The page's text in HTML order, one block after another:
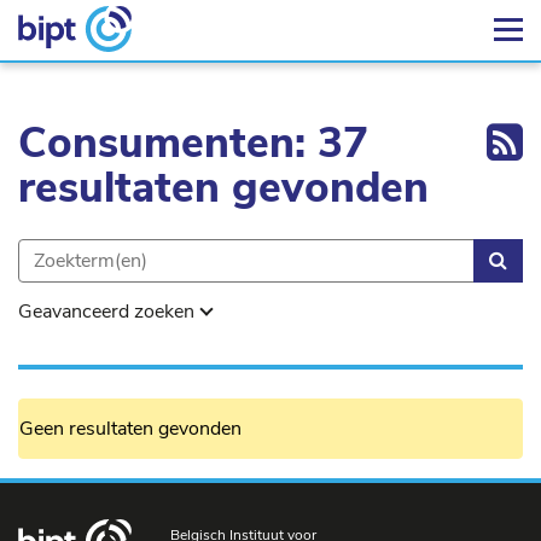
Consumenten: 37
resultaten gevonden
Geavanceerd zoeken
Geen resultaten gevonden
Belgisch Instituut voor